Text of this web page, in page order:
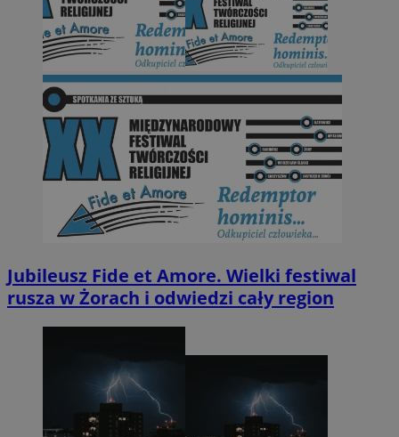
Jubileusz Fide et Amore. Wielki festiwal
rusza w Żorach i odwiedzi cały region